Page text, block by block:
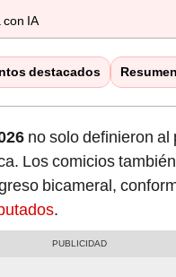
con IA
destacados Resumen
no solo definieron
Los comicios
bicameral,
.